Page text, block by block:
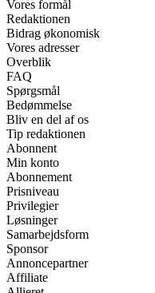
Vores formål
Redaktionen
Bidrag økonomisk
Vores adresser
Overblik
FAQ
Spørgsmål
Bedømmelse
Bliv en del af os
Tip redaktionen
Abonnent
Min konto
Abonnement
Prisniveau
Privilegier
Løsninger
Samarbejdsform
Sponsor
Annoncepartner
Affiliate